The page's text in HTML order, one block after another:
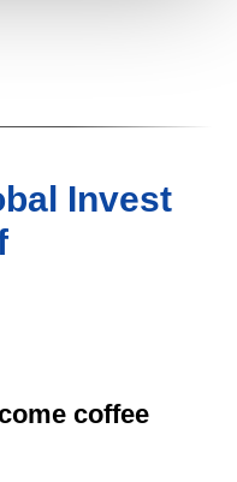
Invest
coffee